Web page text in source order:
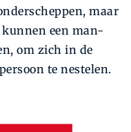
maar
een man-
om zich in de
te nestelen.